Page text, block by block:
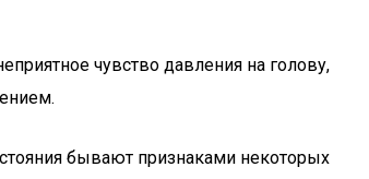
чувство давления на голову,
бывают признаками некоторых